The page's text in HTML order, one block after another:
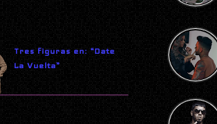
Tres figuras en: “Date
La Vuelta”